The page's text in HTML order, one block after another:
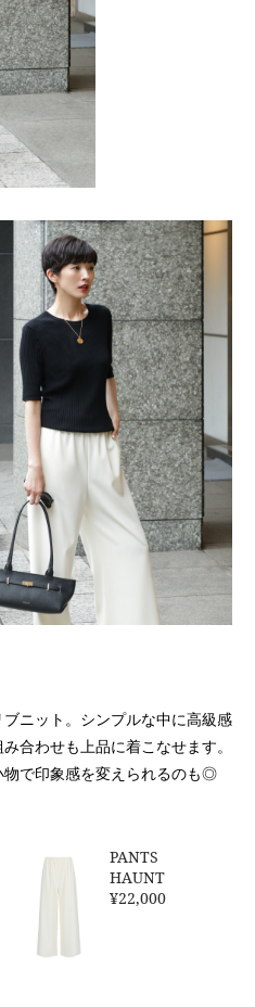
ニット。シンプルな中に高級感
合わせも上品に着こなせます。
物で印象感を変えられるのも◎
PANTS
HAUNT
¥22,000